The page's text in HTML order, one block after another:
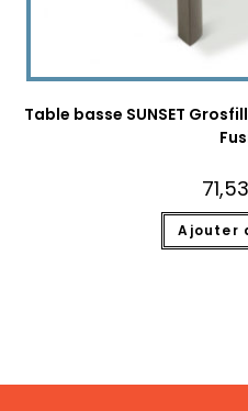
Table basse SUNSET
71,53
Ajouter